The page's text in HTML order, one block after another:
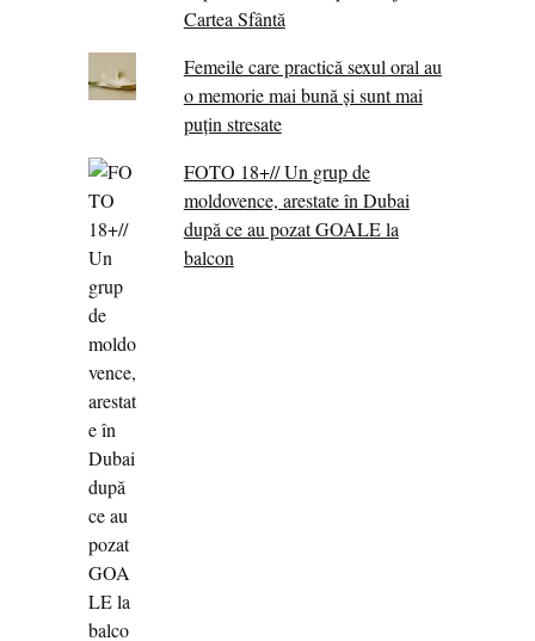
Cartea Sfântă
Femeile care practică sexul oral au
o memorie mai bună și sunt mai
puțin stresate
FOTO 18+// Un grup de
moldovence, arestate în Dubai
după ce au pozat GOALE la
balcon